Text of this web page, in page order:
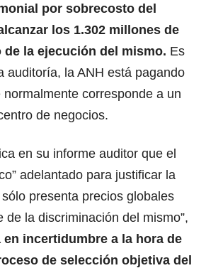
por sobrecosto del
los 1.302 millones de
de la ejecución del mismo. Es
auditoría, la ANH está pagando
corresponde a un
de negocios.
en su informe auditor que el
adelantado para justificar la
presenta precios globales
de la discriminación del mismo”,
en incertidumbre a la hora de
de selección objetiva del